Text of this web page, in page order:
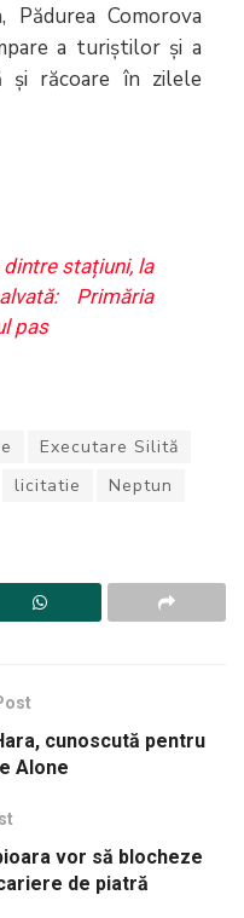
Comorova
a turiștilor și a
și răcoare în zilele
stațiuni, la
Primăria
pas
Executare Silită
licitatie
Neptun
cunoscută pentru
Alone
vor să blocheze
de piatră